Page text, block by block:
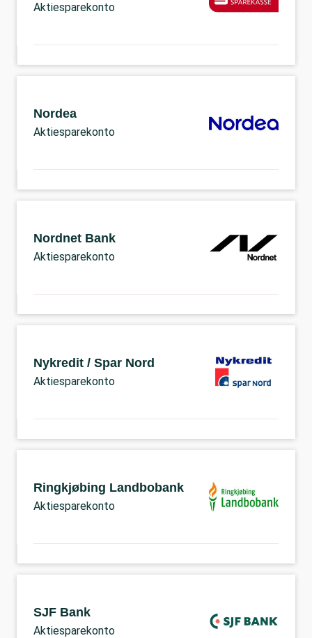
Aktiesparekonto
Nordea
Aktiesparekonto
Nordnet Bank
Aktiesparekonto
Nykredit / Spar Nord
Aktiesparekonto
Ringkjøbing Landbobank
Aktiesparekonto
SJF Bank
Aktiesparekonto